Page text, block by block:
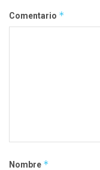
Comentario *
Nombre *